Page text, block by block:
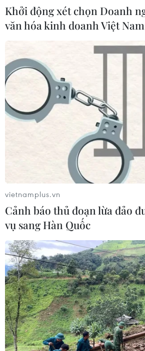
TIN CÙNG CHUYÊN MỤC
Italy và Hy Lạp trở thành điểm
của virus Tây sông Nile
Bão Dolphin hướng vào miền Đông
Trung Quốc, cảnh báo mưa lớn
diện rộng
06/08/2026 08:36
Làn sóng tấn công mạng nhằm
các quỹ đầu cơ lớn của Mỹ
06/08/2026 06:47
Anh công bố kết quả điều tra ban
đầu vụ đâm dao ở trung tâm
06/08/2026 06:00
Khởi động xét chọn Doanh
văn hóa kinh doanh Việt
vietnamplus.vn
Cảnh báo thủ đoạn lừa đảo
vụ sang Hàn Quốc